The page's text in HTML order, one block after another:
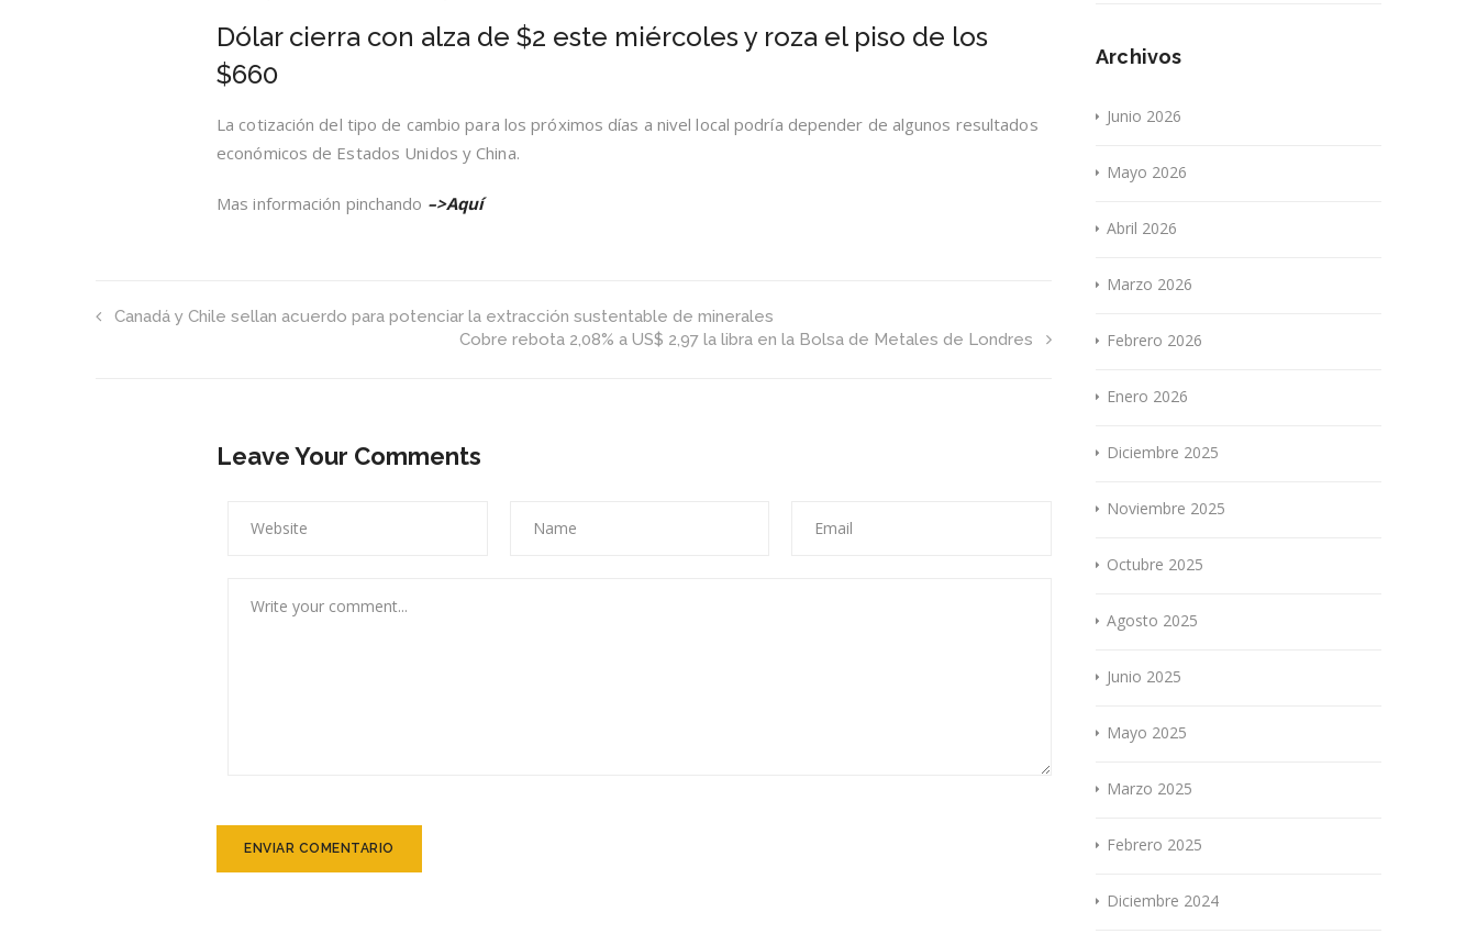
cierra
con
este
Dólar cierra con alza de $2 este miércoles y roza el piso de los
$660
La cotización del tipo de cambio para los próximos días a nivel local podría depender de algunos resultados
económicos de Estados Unidos y China.
Mas información pinchando –>Aquí
Canadá y Chile sellan acuerdo para potenciar la extracción sustentable de minerales
Cobre rebota 2,08% a US$ 2,97 la libra en la Bolsa de Metales de Londres
Leave Your Comments
Archivos
Junio 2026
Mayo 2026
Abril 2026
Marzo 2026
Febrero 2026
Enero 2026
Diciembre 2025
Noviembre 2025
Octubre 2025
Agosto 2025
Junio 2025
Mayo 2025
Marzo 2025
Febrero 2025
Diciembre 2024